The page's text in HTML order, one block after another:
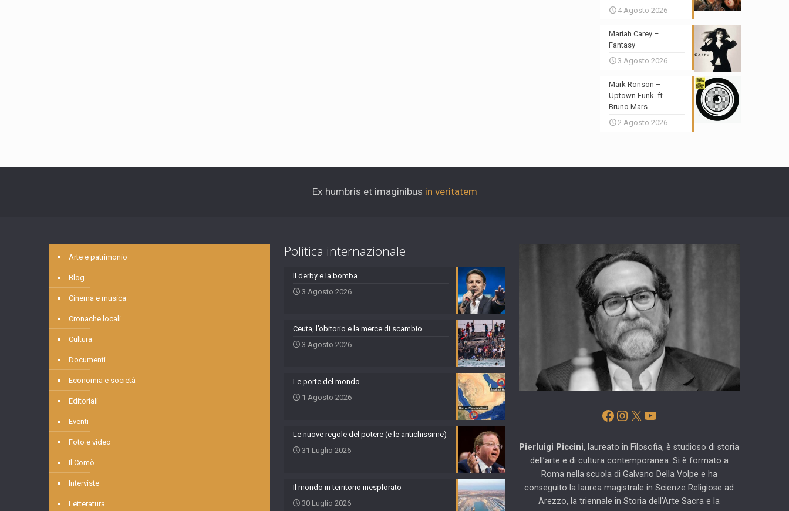
4 Agosto 2026
Mariah Carey –
Fantasy
3 Agosto 2026
Mark Ronson –
Uptown Funk ft.
Bruno Mars
2 Agosto 2026
Ex humbris et imaginibus in veritatem
Arte e patrimonio
Blog
Cinema e musica
Cronache locali
Cultura
Documenti
Economia e società
Editoriali
Eventi
Foto e video
Il Comò
Interviste
Letteratura
Politica internazionale
Il derby e la bomba
3 Agosto 2026
Ceuta, l’obitorio e la merce di scambio
3 Agosto 2026
Le porte del mondo
1 Agosto 2026
Le nuove regole del potere (e le antichissime)
31 Luglio 2026
Il mondo in territorio inesplorato
30 Luglio 2026
Facebook
Instagram
X YouTube
Pierluigi Piccini, laureato in Filosofia, è studioso di storia
dell’arte e di cultura contemporanea. Si è formato a
Roma nella scuola di Galvano Della Volpe e ha
conseguito la laurea magistrale in Scienze Religiose ad
Arezzo, la triennale in Storia dell’Arte Sacra e la